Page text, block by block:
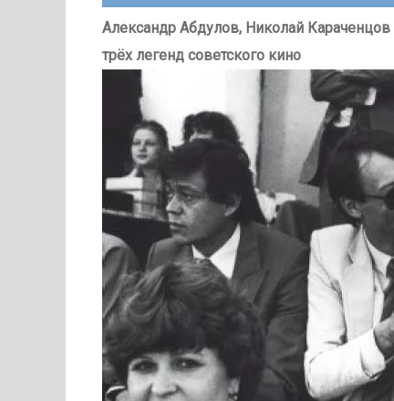
Александр Абдулов, Николай
трёх легенд советского кино